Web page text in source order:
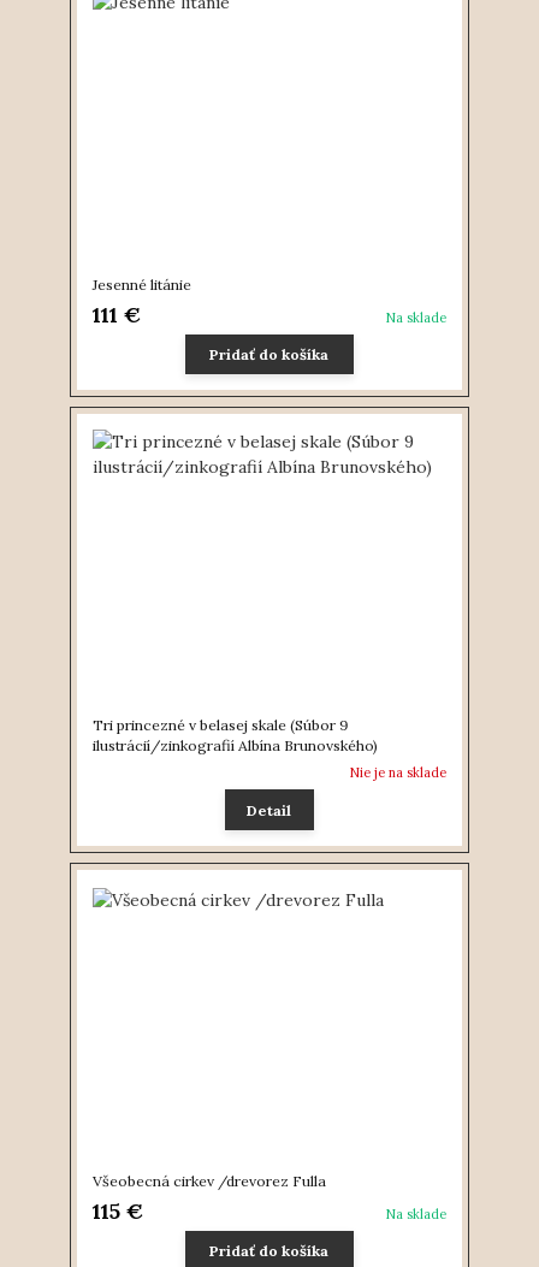
Jesenné litánie
111 € Na sklade
Pridať do košíka
Tri princezné v belasej skale (Súbor 9
ilustrácií/zinkografií Albína Brunovského)
Nie je na sklade
Detail
Všeobecná cirkev /drevorez Fulla
115 € Na sklade
Pridať do košíka